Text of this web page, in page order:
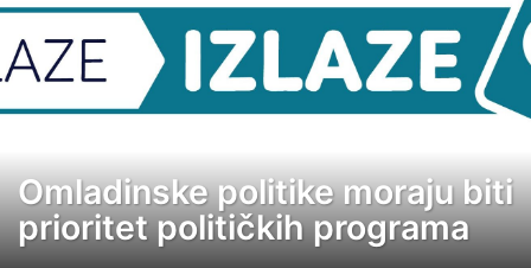
6
g
o
Omladinske politike moraju biti
prioritet političkih programa